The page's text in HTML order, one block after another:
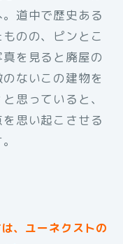
道中で歴史ある
のの、ピンとこ
を見ると廃屋の
ないこの建物を
思っていると、
思い起こさせる
、ユーネクストの